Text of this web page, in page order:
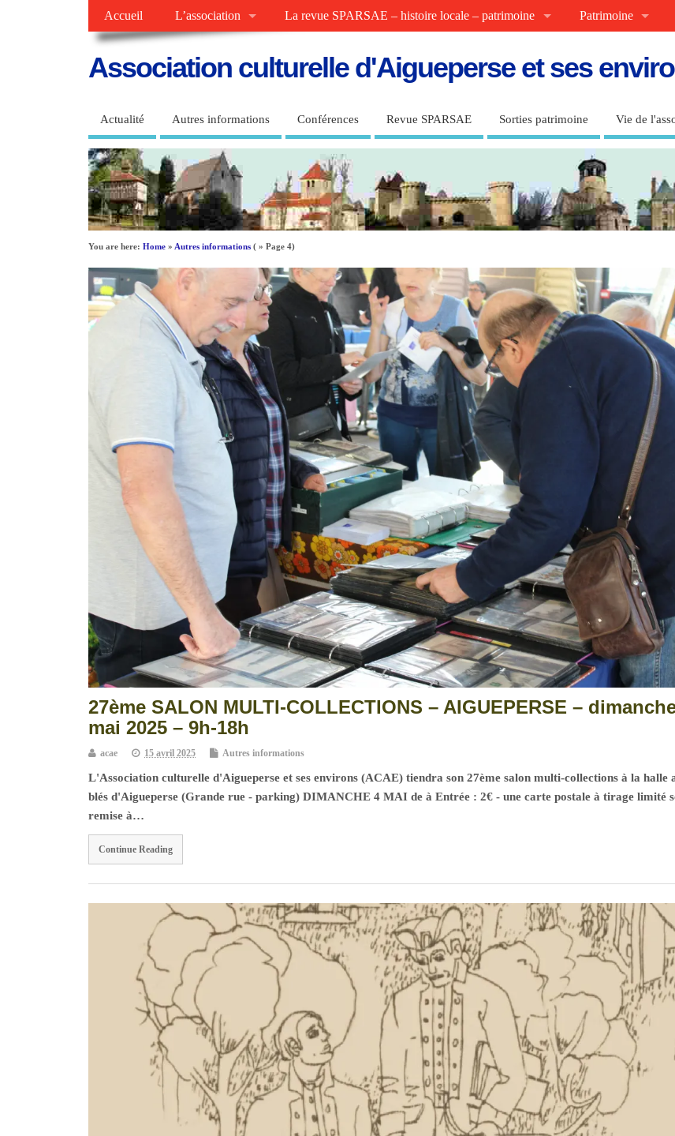
Accueil L’association La revue SPARSAE – histoire locale – patrimoine Patrimoine
Association culturelle d'Aigueperse et ses
Actualité Autres informations Conférences Revue SPARSAE Sorties patrimoine Vie de
You are here: Home » Autres informations ( » Page 4)
27ème SALON MULTI-COLLECTIONS – AIGUEPERSE –
mai 2025 – 9h-18h
acae 15 avril 2025 Autres informations
L'Association culturelle d'Aigueperse et ses environs (ACAE) tiendra son 27ème salon multi-collections à la halle
blés d'Aigueperse (Grande rue - parking) DIMANCHE 4 MAI de à Entrée : 2€ - une carte postale à tirage limité
remise à…
Continue Reading